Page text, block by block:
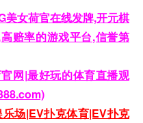
美女荷官在线发牌,开元棋
赔率的游戏平台,信誉第
网|最好玩的体育直播观
场|EV扑克体育|EV扑克